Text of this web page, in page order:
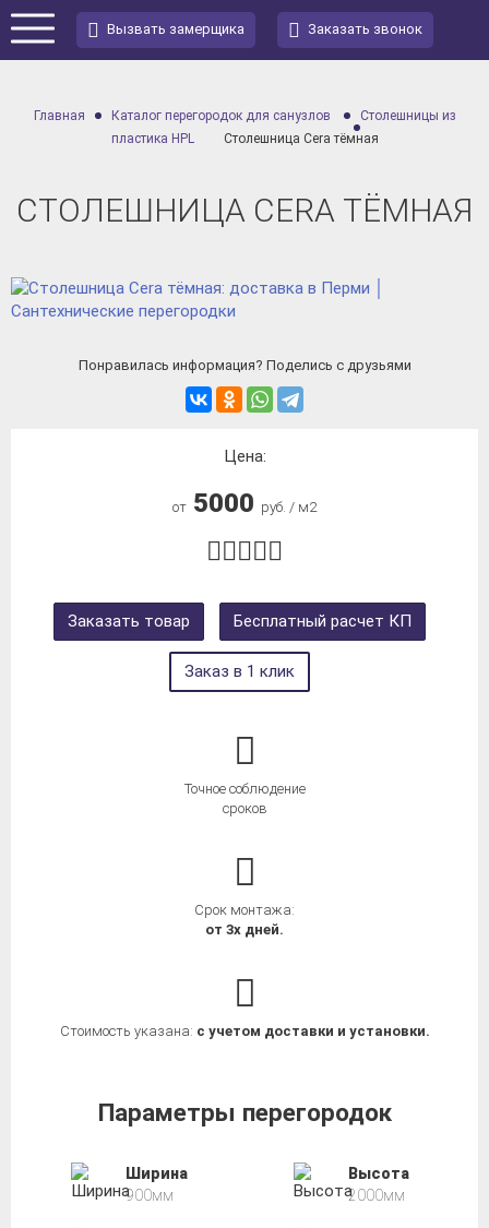
Вызвать замерщика Заказать звонок
Главная Каталог перегородок для санузлов
Столешницы из
пластика HPL
Столешница Cera тёмная
СТОЛЕШНИЦА CERA ТЁМНАЯ
Понравилась информация? Поделись с друзьями
Цена:
от 5000 руб. / м2
Заказать товар Бесплатный расчет КП
Заказ в 1 клик
Точное соблюдение
сроков
Срок монтажа:
от 3х дней.
Стоимость указана: с учетом доставки и установки.
Параметры перегородок
Ширина
900мм
Высота
2000мм